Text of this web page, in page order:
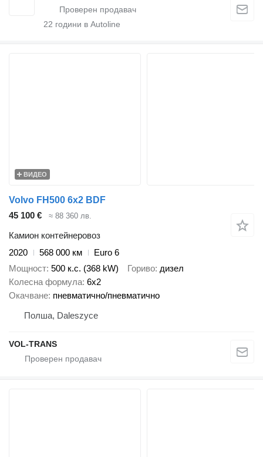
22 години в Autoline
ВИДЕО
Volvo FH500 6x2 BDF
45 100 €
≈ 88 360 лв.
Камион контейнеровоз
2020
568 000 км
Euro 6
Мощност 500 к.с. (368 kW) Гориво дизел
Колесна формула 6x2
Окачване пневматично/пневматично
Полша, Daleszyce
VOL-TRANS